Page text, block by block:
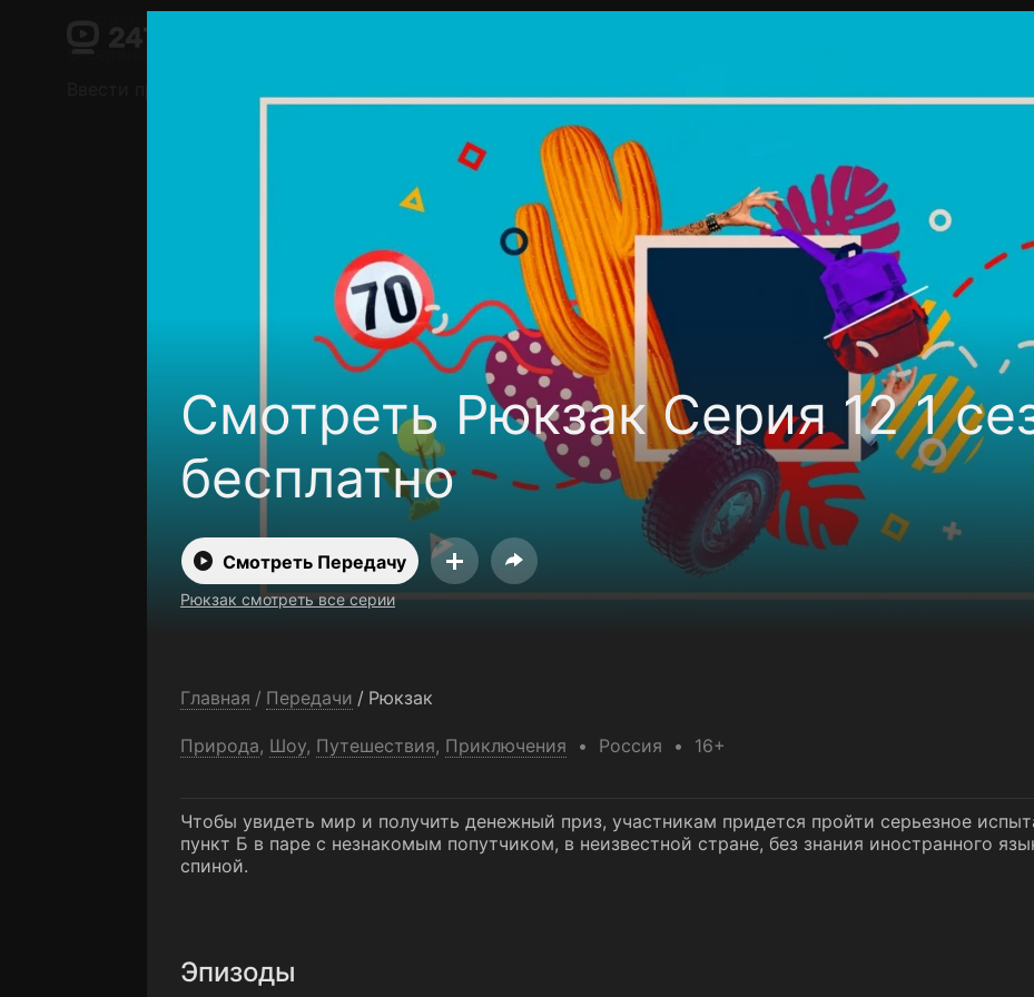
Смотреть Рюкзак Серия 12 1
бесплатно
Смотреть Передачу
Рюкзак смотреть все серии
Главная / Передачи / Рюкзак
Природа, Шоу, Путешествия, Приключения Россия 16+
Чтобы увидеть мир и получить денежный приз, участникам придeтся пройти серьезное
пункт Б в паре с незнакомым попутчиком, в неизвестной стране, без знания иностранного
спиной.
Эпизоды
Поддержка:support@24h.tv